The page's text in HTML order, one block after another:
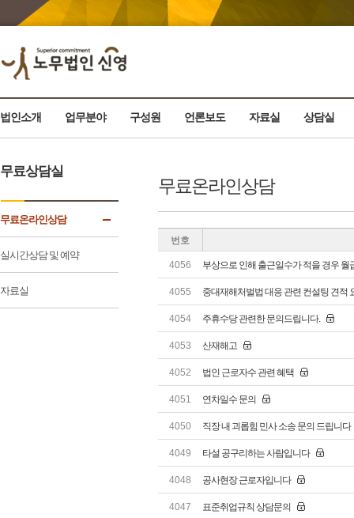
법인소개 업무분야 구성원 언론보도 자료실 상담실
무료상담실
무료온라인상담
실시간상담 및 예약
자료실
무료온라인상담
번호
4056 부상으로 인해 출근일수가 적을 경우 월
4055 중대재해처벌법 대응 관련 컨설팅 견적
4054 주휴수당 관련한 문의드립니다.
4053 산재해고
4052 법인 근로자수 관련 혜택
4051 연차일수 문의
4050 직장 내 괴롭힘 민사 소송 문의 드립니다
4049 타설 공구리하는 사람입니다
4048 공사현장 근로자입니다
4047 표준취업규칙 상담문의